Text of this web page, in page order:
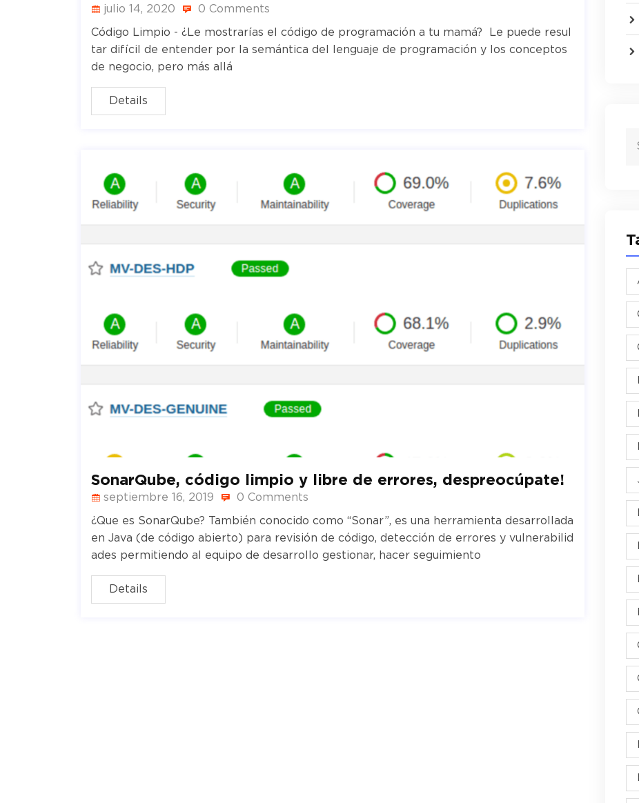
julio 14, 2020 0 Comments
Código Limpio - ¿Le mostrarías el código de programación a tu mamá? Le puede resul
tar difícil de entender por la semántica del lenguaje de programación y los conceptos
de negocio, pero más allá
Details
SonarQube, código limpio y libre de errores, despreocúpate!
septiembre 16, 2019 0 Comments
¿Que es SonarQube? También conocido como “Sonar”, es una herramienta desarrollada
en Java (de código abierto) para revisión de código, detección de errores y vulnerabilid
ades permitiendo al equipo de desarrollo gestionar, hacer seguimiento
Details